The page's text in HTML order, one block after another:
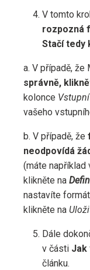
V tomto
rozpozná
Stačí tedy
a. V případě, že
správně,
kolonce
vašeho
b. V případě, že
neodpovídá
(máte
klikněte na
nastavíte
klikněte na
Dále
v části Jak
článku.